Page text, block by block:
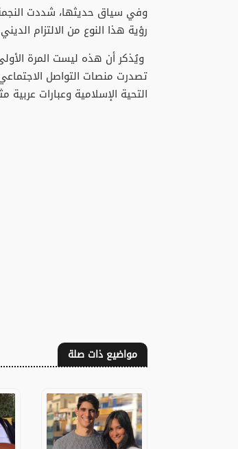
​وفي سياق حديثها، شددت
رؤية هذا النوع من الالتزام
ويُذكر أن هذه ليست المرة
تصدرت منصات التواصل
التحية الإسلامية وعبارات
مواضيع ذات صلة